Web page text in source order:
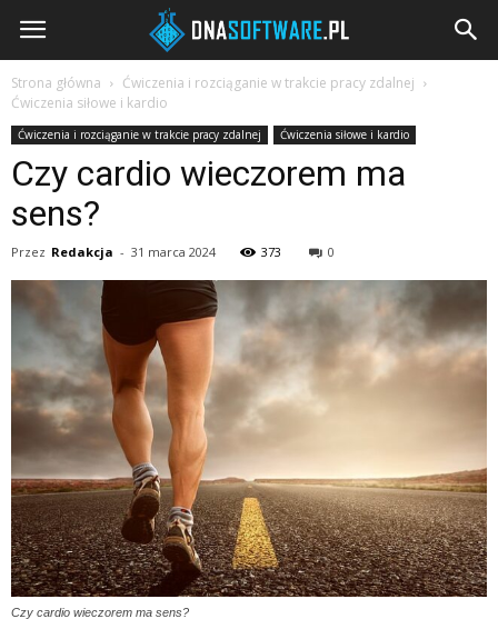
DNAsoftware.pl
Strona główna
Ćwiczenia i rozciąganie w trakcie pracy zdalnej
Ćwiczenia siłowe i kardio
Ćwiczenia i rozciąganie w trakcie pracy zdalnej Ćwiczenia siłowe i kardio
Czy cardio wieczorem ma
sens?
Przez Redakcja - 31 marca 2024 373 0
Czy cardio wieczorem ma sens?